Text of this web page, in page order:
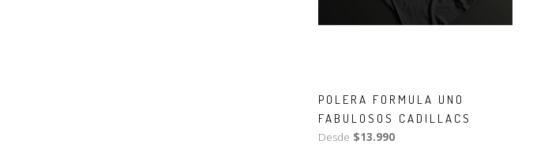
POLERA FORMULA UNO
FABULOSOS CADILLACS
Desde $13.990